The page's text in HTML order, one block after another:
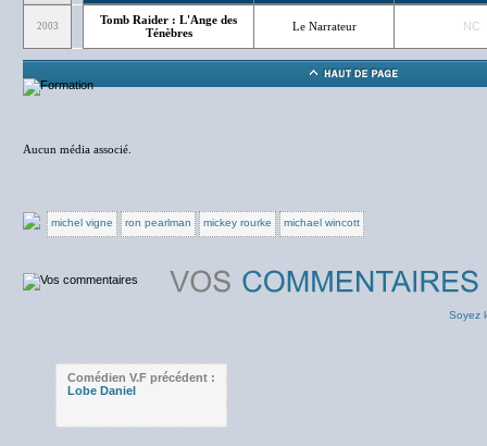
2003
Tomb Raider : L'Ange des
Ténèbres
Le Narrateur NC
Aucun média associé.
michel vigne ron pearlman mickey rourke michael wincott
Soyez
Comédien V.F précédent :
Lobe Daniel